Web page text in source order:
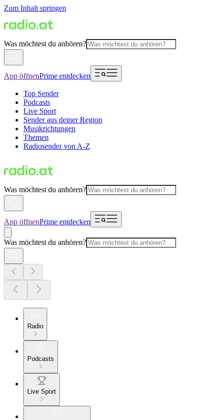
Zum Inhalt springen
Was möchtest du anhören?
App öffnenPrime entdecken
Top Sender
Podcasts
Live Sport
Sender aus deiner Region
Musikrichtungen
Themen
Radiosender von A-Z
Was möchtest du anhören?
App öffnenPrime entdecken
Was möchtest du anhören?
Radio
Podcasts
Live Sport